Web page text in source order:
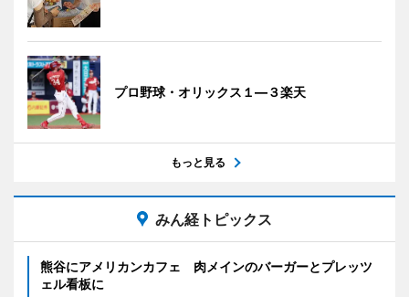
プロ野球・オリックス１―３楽天
もっと見る
みん経トピックス
熊谷にアメリカンカフェ 肉メインのバーガーとプレッツ
ェル看板に